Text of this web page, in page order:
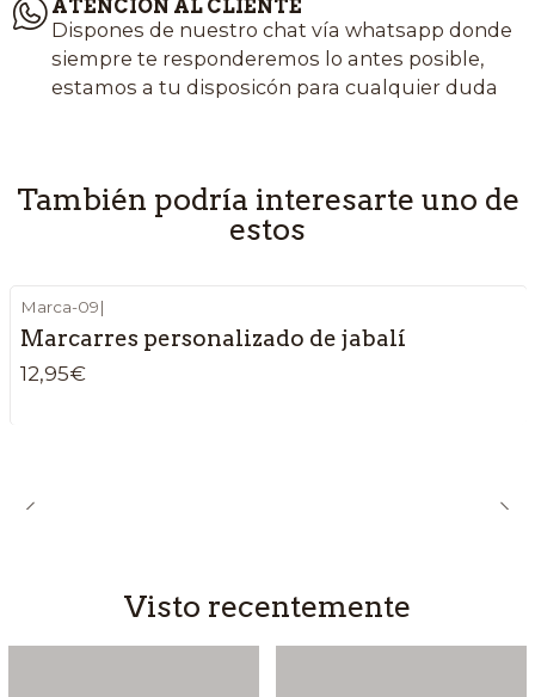
ATENCIÓN AL CLIENTE
Dispones de nuestro chat vía whatsapp donde
siempre te responderemos lo antes posible,
estamos a tu disposicón para cualquier duda
También podría interesarte uno de
estos
Marca-09|
Marcarres personalizado de jabalí
12,95€
Visto recentemente